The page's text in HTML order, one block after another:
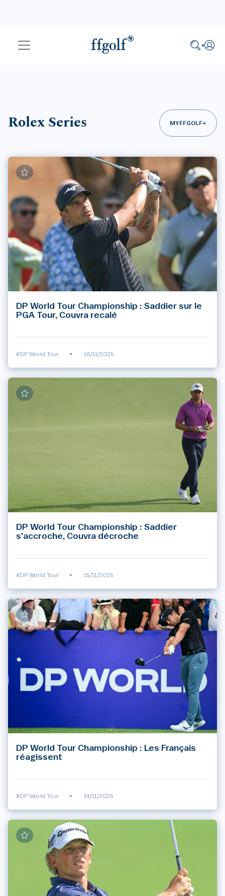
Rolex Series MYFFGOLF
DP World Tour Championship : Saddier sur le
PGA Tour, Couvra recalé
#DP World Tour • 16/11/2025
DP World Tour Championship : Saddier
s'accroche, Couvra décroche
#DP World Tour • 15/11/2025
DP World Tour Championship : Les Français
réagissent
#DP World Tour • 14/11/2025